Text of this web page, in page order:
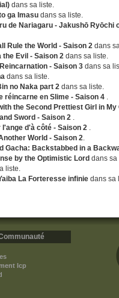
dans sa liste.
ga Imasu dans sa liste.
de Nariagaru - Jakushō Ryōchi
Rule the World - Saison 2dans
the Evil - Saison 2 dans sa liste.
- Saison 3dans sa
dans sa liste.
no Naka part 2 dans sa liste.
réincarne en Slime - Saison 4 .
the Second Prettiest Girl in My
Sword - Saison 2 .
d'à côté - Saison 2 .
World - Saison 2.
Gacha: Backstabbed in a
by the Optimistic Lord dans sa
liste.
La Forteresse infinie dans sa
Icp